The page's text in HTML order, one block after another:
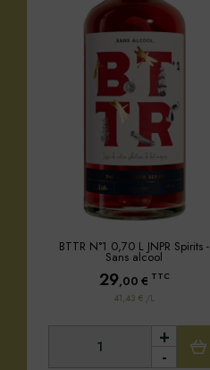
BTTR N°1 0,70 L JNPR Spirits -
Sans alcool
29,00 € TTC
41,43 € /L
-
+